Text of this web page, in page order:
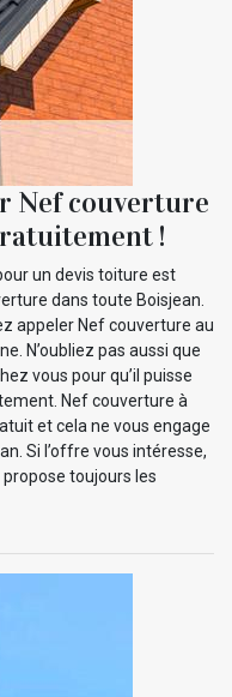
Nef couverture
!
un devis toiture est
dans toute Boisjean.
appeler Nef couverture au
N’oubliez pas aussi que
vous pour qu’il puisse
Nef couverture à
et cela ne vous engage
Si l’offre vous intéresse,
toujours les